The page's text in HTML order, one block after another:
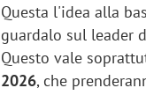
Questa l'idea alla
guardalo sul leader
Questo vale
2026, che